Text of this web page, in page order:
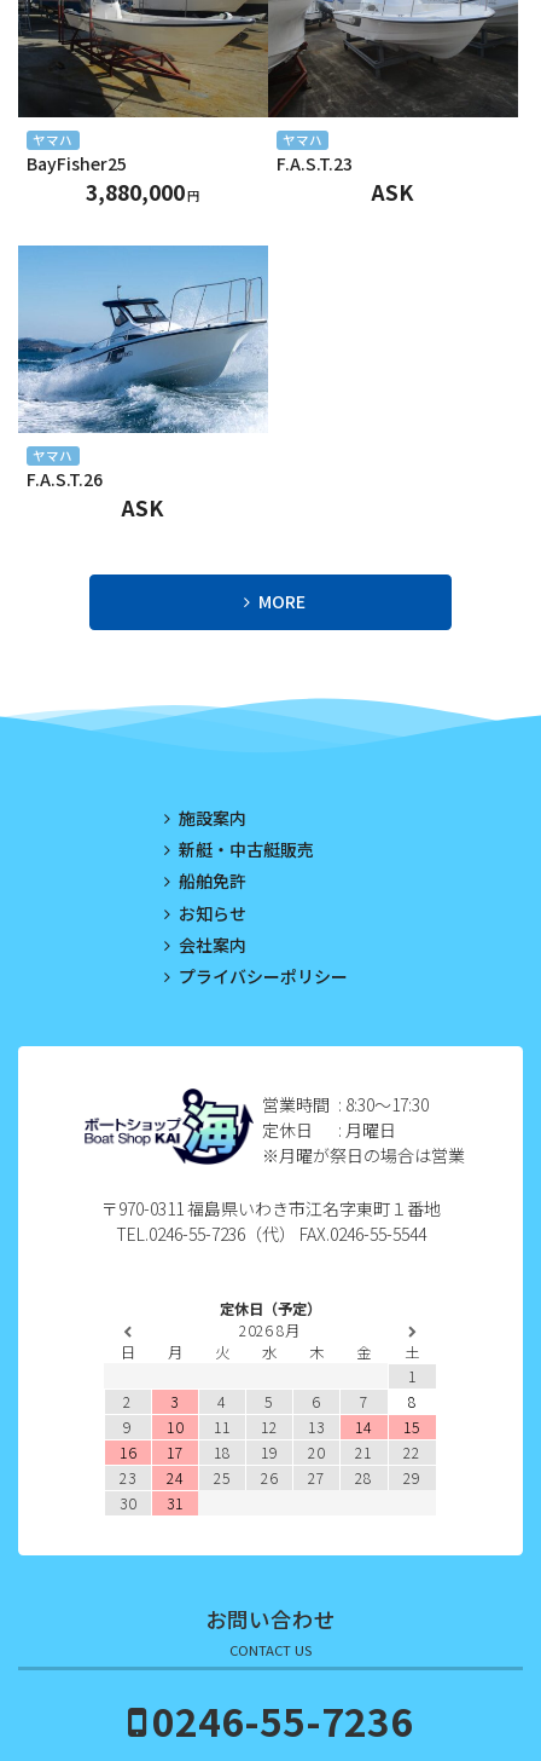
2024年7月
2024年6月
2024年5月
2024年4月
2024年2月
2024年1月
2023年12月
2023年11月
2023年10月
2022年11月
2022年9月
2022年7月
2022年5月
2022年4月
2022年3月
2022年2月
ヤマハ
BayFisher25
3,880,000円
ヤマハ
F.A.S.T.23
ASK
ヤマハ
F.A.S.T.26
ASK
MORE
施設案内
新艇・中古艇販売
船舶免許
お知らせ
会社案内
プライバシーポリシー
営業時間 : 8:30〜17:30
定休日
: 月曜日
※月曜が祭日の場合は営業
〒970-0311 福島県いわき市江名字東町１番地
TEL.0246-55-7236（代） FAX.0246-55-5544
定休日（予定）
20268月
日
月 火 水 木 金
土
1
2
3 4 5 6 7
8
9
10 11 12 13 14
15
16
17 18 19 20 21
22
23
24 25 26 27 28
29
30
31
お問い合わせ
CONTACT US
0246-55-7236